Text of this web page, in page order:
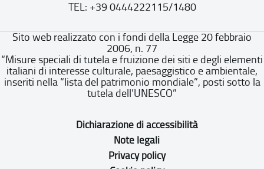
TEL: +39 0444222115/1480
Sito web realizzato con i fondi della Legge 20 febbraio
2006, n. 77
“Misure speciali di tutela e fruizione dei siti e degli elementi
italiani di interesse culturale, paesaggistico e ambientale,
inseriti nella “lista del patrimonio mondiale”, posti sotto la
tutela dell’UNESCO”
Dichiarazione di accessibilità
Note legali
Privacy policy